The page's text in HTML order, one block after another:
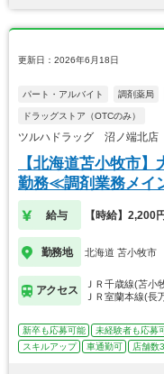
更新日：2026年6月18日
パート・アルバイト 調剤薬局
ドラッグストア（OTCのみ）
ツルハドラッグ 沼ノ端北店
【北海道苫小牧市
勤務≪調剤業務メイ
給与 【時給】2,200
勤務地 北海道 苫小牧市
アクセス
ＪＲ千歳線(苫小
ＪＲ室蘭本線(長
新卒も応募可能 未経験者も応募
スキルアップ
車通勤可 店舗数